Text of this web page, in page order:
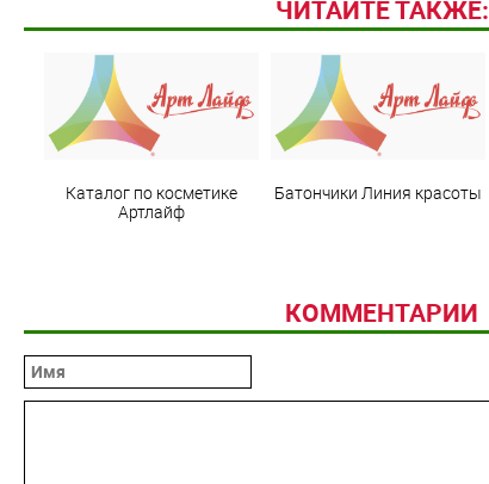
ЧИТАЙТЕ ТАКЖЕ:
Каталог по косметике
Артлайф
Батончики Линия красоты
КОММЕНТАРИИ